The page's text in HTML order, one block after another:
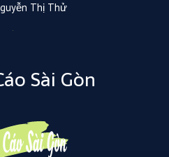
Thị Thử
Sài Gòn